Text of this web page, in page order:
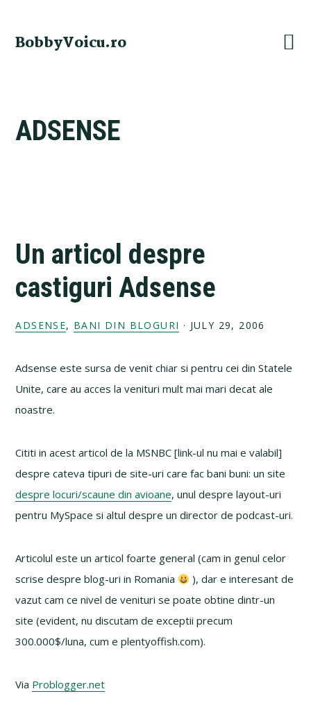
primary
main
primary
footer
BobbyVoicu.ro
ADSENSE
Un articol despre
castiguri Adsense
ADSENSE, BANI DIN BLOGURI · JULY 29, 2006
Adsense este sursa de venit chiar si pentru cei din Statele
Unite, care au acces la venituri mult mai mari decat ale
noastre.
Cititi in acest articol de la MSNBC [link-ul nu mai e valabil]
despre cateva tipuri de site-uri care fac bani buni: un site
despre locuri/scaune din avioane, unul despre layout-uri
pentru MySpace si altul despre un director de podcast-uri.
Articolul este un articol foarte general (cam in genul celor
scrise despre blog-uri in Romania
), dar e interesant de
vazut cam ce nivel de venituri se poate obtine dintr-un
site (evident, nu discutam de exceptii precum
300.000$/luna, cum e plentyoffish.com).
Via Problogger.net